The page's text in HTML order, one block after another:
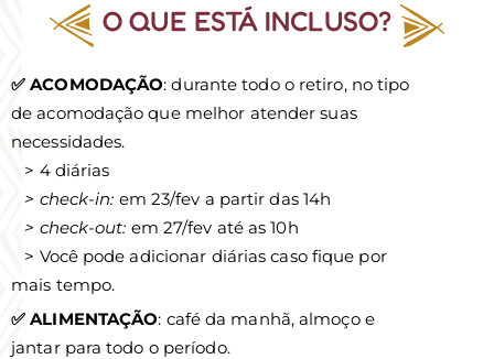
O QUE ESTÁ INCLUSO?
✅ ACOMODAÇÃO: durante todo o retiro, no tipo
de acomodação que melhor atender suas
necessidades.
> 4 diárias
> check-in: em 23/fev a partir das 14h
> check-out: em 27/fev até as 10h
> Você pode adicionar diárias caso fique por
mais tempo.
✅ ALIMENTAÇÃO: café da manhã, almoço e
jantar para todo o período.